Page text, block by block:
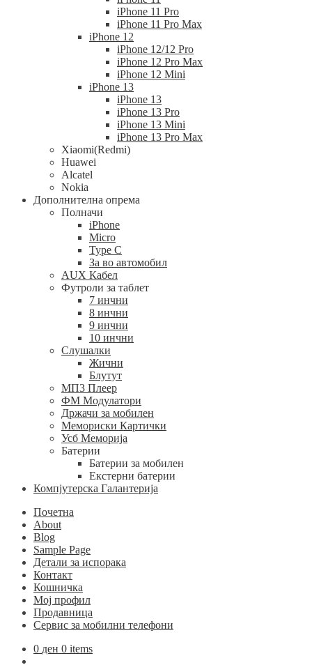
iPhone 11 Pro
iPhone 11 Pro Max
iPhone 12
iPhone 12/12 Pro
iPhone 12 Pro Max
iPhone 12 Mini
iPhone 13
iPhone 13
iPhone 13 Pro
iPhone 13 Mini
iPhone 13 Pro Max
Xiaomi(Redmi)
Huawei
Alcatel
Nokia
Дополнителна опрема
Полначи
iPhone
Micro
Type C
За во автомобил
AUX Кабел
Футроли за таблет
7 инчни
8 инчни
9 инчни
10 инчни
Слушалки
Жични
Блутут
МП3 Плеер
ФМ Модулатори
Држачи за мобилен
Мемориски Картички
Усб Меморија
Батерии
Батерии за мобилен
Екстерни батерии
Компјутерска Галантерија
Почетна
About
Blog
Sample Page
Детали за испорака
Контакт
Кошничка
Мој профил
Продавница
Сервис за мобилни телефони
0 ден 0 items